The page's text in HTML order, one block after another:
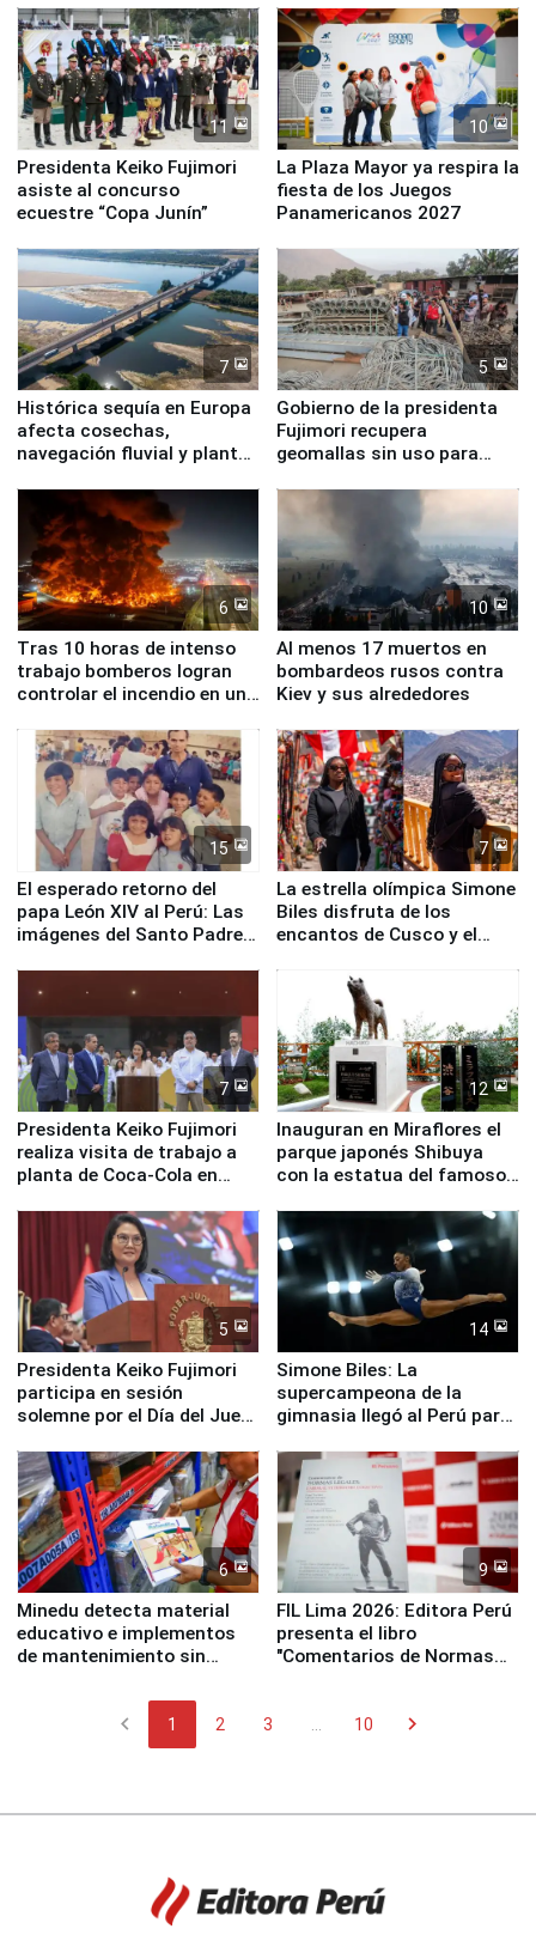
11
Presidenta Keiko Fujimori
asiste al concurso
ecuestre “Copa Junín”
10
La Plaza Mayor ya respira la
fiesta de los Juegos
Panamericanos 2027
7
Histórica sequía en Europa
afecta cosechas,
navegación fluvial y plantas
5
Gobierno de la presidenta
Fujimori recupera
geomallas sin uso para
Fenómeno El Niño
6
Tras 10 horas de intenso
trabajo bomberos logran
controlar el incendio en una
de Chile
10
Al menos 17 muertos en
bombardeos rusos contra
Kiev y sus alrededores
15
El esperado retorno del
papa León XIV al Perú: Las
imágenes del Santo Padre
7
La estrella olímpica Simone
Biles disfruta de los
encantos de Cusco y el
7
Presidenta Keiko Fujimori
realiza visita de trabajo a
planta de Coca-Cola en
12
Inauguran en Miraflores el
parque japonés Shibuya
con la estatua del famoso
5
Presidenta Keiko Fujimori
participa en sesión
solemne por el Día del Juez
14
Simone Biles: La
supercampeona de la
gimnasia llegó al Perú para
Panamericanos Lima 2027
6
Minedu detecta material
educativo e implementos
de mantenimiento sin
9
FIL Lima 2026: Editora Perú
presenta el libro
"Comentarios de Normas
chevron_left 1 2 3 10 chevron_right